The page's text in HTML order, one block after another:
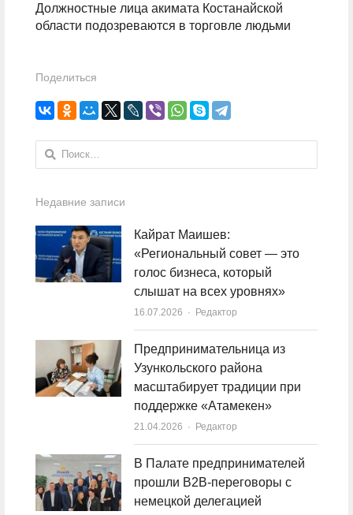
Должностные лица акимата Костанайской
области подозреваются в торговле людьми
Поделиться
Найти:
Недавние записи
Кайрат Маишев:
«Региональный совет — это
голос бизнеса, который
слышат на всех уровнях»
16.07.2026 Author
Редактор
Предпринимательница из
Узункольского района
масштабирует традиции при
поддержке «Атамекен»
21.04.2026 Author
Редактор
В Палате предпринимателей
прошли B2B-переговоры с
немецкой делегацией